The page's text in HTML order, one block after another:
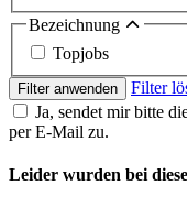
Bezeichnung
Topjobs
Filter anwenden
Filter
Ja, sendet mir bitte
per E-Mail zu.
Leider wurden bei